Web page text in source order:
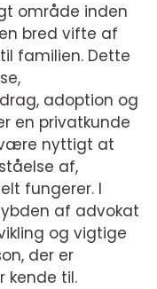
område inden
bred vifte af
familien. Dette
adoption og
en privatkunde
være nyttigt at
af,
fungerer. I
af advokat
og vigtige
der er
kende til.